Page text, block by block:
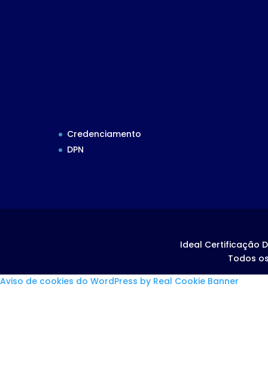
Credenciamento
DPN
Ideal Certificação
Todos
Aviso de cookies do WordPress by Real Cookie Banner